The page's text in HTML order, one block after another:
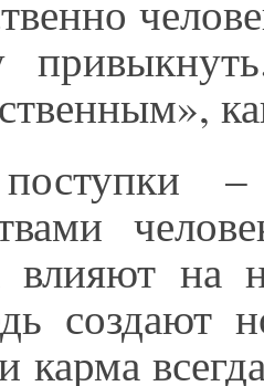
–
влияют на
создают
карма